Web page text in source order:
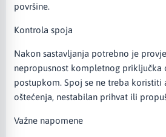
površine.
Kontrola spoja
Nakon sastavljanja potrebno je
nepropusnost kompletnog priključka
postupkom. Spoj se ne treba koristiti
oštećenja, nestabilan prihvat ili
Važne napomene